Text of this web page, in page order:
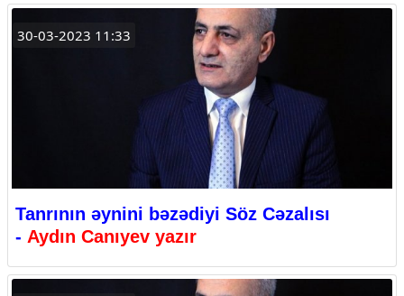
30-03-2023 11:33
Tanrının əynini bəzədiyi Söz Cəzalısı
- Aydın Canıyev yazır